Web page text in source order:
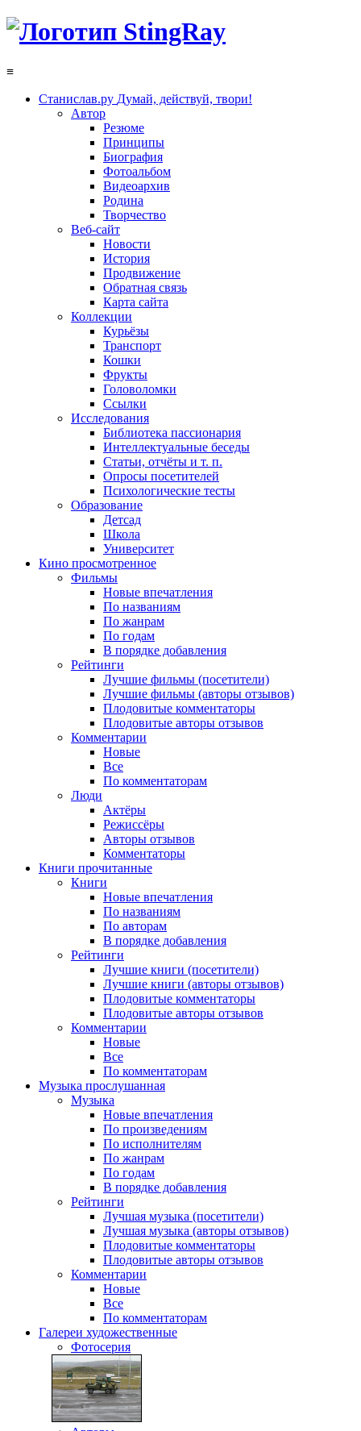
≡
Станислав.ру Думай, действуй, твори!
Автор
Резюме
Принципы
Биография
Фотоальбом
Видеоархив
Родина
Творчество
Веб-сайт
Новости
История
Продвижение
Обратная связь
Карта сайта
Коллекции
Курьёзы
Транспорт
Кошки
Фрукты
Головоломки
Ссылки
Исследования
Библиотека пассионария
Интеллектуальные беседы
Статьи, отчёты и т. п.
Опросы посетителей
Психологические тесты
Образование
Детсад
Школа
Университет
Кино просмотренное
Фильмы
Новые впечатления
По названиям
По жанрам
По годам
В порядке добавления
Рейтинги
Лучшие фильмы (посетители)
Лучшие фильмы (авторы отзывов)
Плодовитые комментаторы
Плодовитые авторы отзывов
Комментарии
Новые
Все
По комментаторам
Люди
Актёры
Режиссёры
Авторы отзывов
Комментаторы
Книги прочитанные
Книги
Новые впечатления
По названиям
По авторам
В порядке добавления
Рейтинги
Лучшие книги (посетители)
Лучшие книги (авторы отзывов)
Плодовитые комментаторы
Плодовитые авторы отзывов
Комментарии
Новые
Все
По комментаторам
Музыка прослушанная
Музыка
Новые впечатления
По произведениям
По исполнителям
По жанрам
По годам
В порядке добавления
Рейтинги
Лучшая музыка (посетители)
Лучшая музыка (авторы отзывов)
Плодовитые комментаторы
Плодовитые авторы отзывов
Комментарии
Новые
Все
По комментаторам
Галереи художественные
Фотосерия